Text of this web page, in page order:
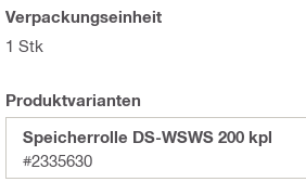
Verpackungseinheit
1 Stk
Produktvarianten
Speicherrolle DS-WSWS 200 kpl
#2335630